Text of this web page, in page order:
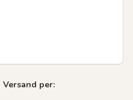
Versand per: